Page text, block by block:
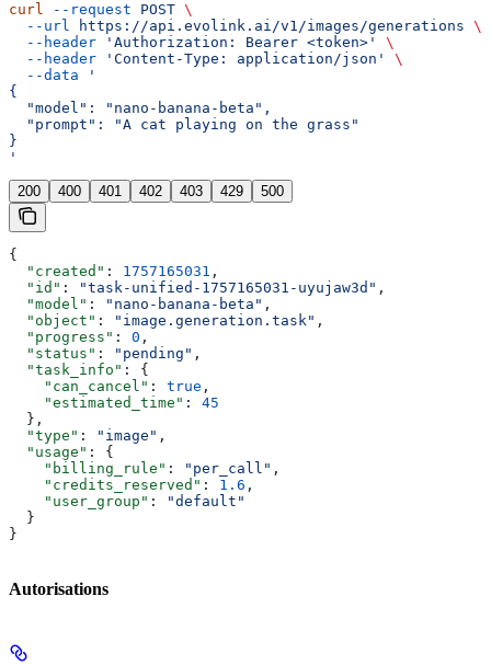
curl --request POST \
  --url
https://api.evolink.ai/v1/images/generations \
  --header
'Authorization: Bearer <token>'
\
  --header
'Content-Type: application/json'
\
  --data
'
{
  "model": "nano-banana-beta",
  "prompt": "A cat playing on the grass"
}
'
200 400 401 402 403 429 500
{
  "created"
: 1757165031 ,
  "id"
: "task-unified-1757165031-uyujaw3d" ,
  "model"
: "nano-banana-beta" ,
  "object"
: "image.generation.task" ,
  "progress"
: 0 ,
  "status"
: "pending" ,
  "task_info"
: {
    "can_cancel"
: true ,
    "estimated_time"
: 45
  },
  "type"
: "image" ,
  "usage"
: {
    "billing_rule"
: "per_call" ,
    "credits_reserved"
: 1.6 ,
    "user_group"
:
"default"
  }
}
Autorisations